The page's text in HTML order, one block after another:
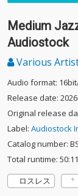
Medium
Audiostock
Various
Audio format:
Release date:
Original release
Label: Audiostock
Catalog number:
Total runtime: 50:11
ロスレス